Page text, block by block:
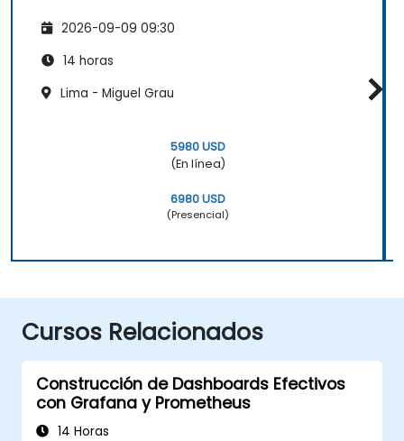
2026-09-09 09:30
14 horas
Lima - Miguel Grau
5980 USD
(En línea)
6980 USD
(Presencial)
Cursos Relacionados
Construcción de Dashboards Efectivos
con Grafana y Prometheus
14 Horas